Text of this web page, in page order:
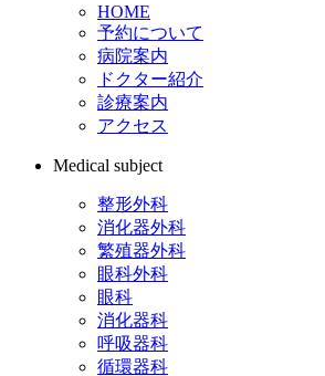
HOME
予約について
病院案内
ドクター紹介
診療案内
アクセス
Medical subject
整形外科
消化器外科
繁殖器外科
眼科外科
眼科
消化器科
呼吸器科
循環器科